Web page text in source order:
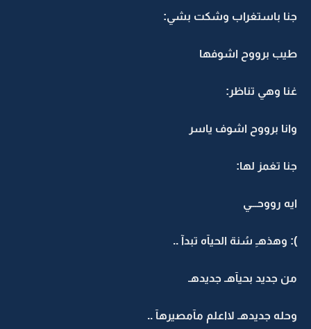
جنا باستغراب وشكت بشي:
طيب برووح اشوفها
غنا وهي تناظر:
وانا برووح اشوف ياسر
جنا تغمز لها:
ايه رووحـــي
): وهذهـِ سُنة الحيآه تبدآ ..
من جديد بحيآهـ جديدهـ
وحله جديدهـ لااعلم مآمصيرهآ ..